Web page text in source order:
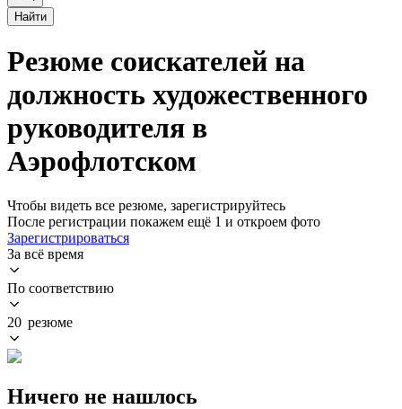
Найти
Резюме соискателей на
должность художественного
руководителя в
Аэрофлотском
Чтобы видеть все резюме, зарегистрируйтесь
После регистрации покажем ещё 1 и откроем фото
Зарегистрироваться
За всё время
По соответствию
20 резюме
Ничего не нашлось